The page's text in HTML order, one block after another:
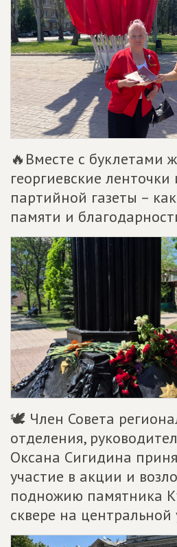
🔥Вместе с буклетами
георгиевские
партийной газеты –
памяти и
🕊 Член Совета
отделения,
Оксана Сигидина
участие в акции и
подножию памятника
сквере на